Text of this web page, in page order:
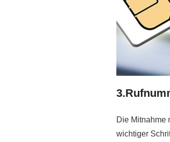
Die Mitnahme
wichtiger